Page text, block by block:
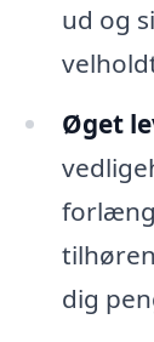
ud og
Øget
dig